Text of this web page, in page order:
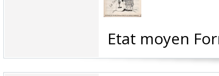
Etat moyen